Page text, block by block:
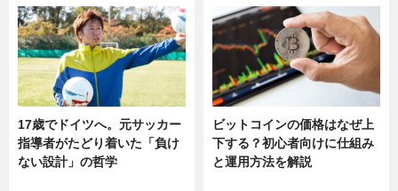
17歳でドイツへ。元サッカー
指導者がたどり着いた「負け
ない設計」の哲学
ビットコインの価格はなぜ上
下する？初心者向けに仕組み
と運用方法を解説